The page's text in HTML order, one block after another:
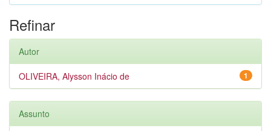
Refinar
Autor
1
OLIVEIRA, Alysson Inácio de
Assunto